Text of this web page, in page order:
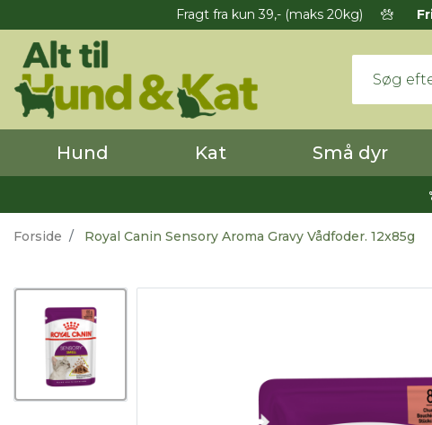
Fragt fra kun 39,- (maks 20kg)
Hund Kat Små dyr
Forside Royal Canin Sensory Aroma Gravy Vådfoder. 12x85g